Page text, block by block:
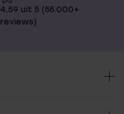
4,59 uit 5 (55.000+
reviews)